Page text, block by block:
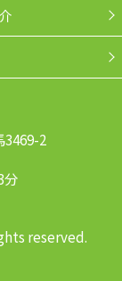
3469-2
分
reserved.